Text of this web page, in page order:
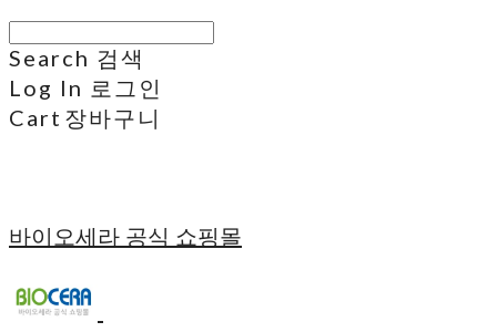
Search 검색
Log In 로그인
Cart 장바구니
바이오세라 공식 쇼핑몰